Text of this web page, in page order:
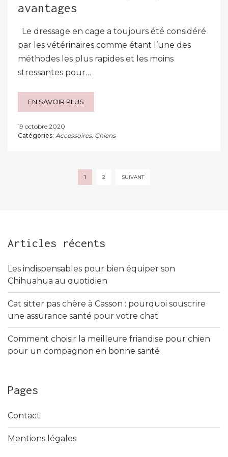
avantages
Le dressage en cage a toujours été considéré
par les vétérinaires comme étant l’une des
méthodes les plus rapides et les moins
stressantes pour…
EN SAVOIR PLUS
19 octobre 2020
Catégories: Accessoires, Chiens
1 2 SUIVANT
Articles récents
Les indispensables pour bien équiper son
Chihuahua au quotidien
Cat sitter pas chère à Casson : pourquoi souscrire
une assurance santé pour votre chat
Comment choisir la meilleure friandise pour chien
pour un compagnon en bonne santé
Pages
Contact
Mentions légales